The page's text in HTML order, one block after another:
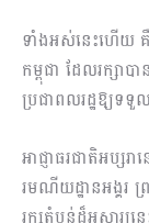
ទាំងអស់នេះហើយ
កម្ពុជា ដែលរក្សាប
ប្រជាពលរដ្ឋឱ្យទ
អាជ្ញាធរជាតិអប្សរា
រមណីយដ្ឋានអង្គរ ព្